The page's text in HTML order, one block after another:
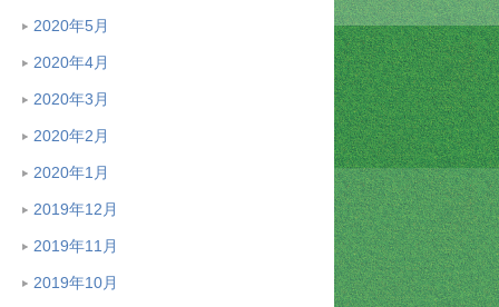
2020年5月
2020年4月
2020年3月
2020年2月
2020年1月
2019年12月
2019年11月
2019年10月